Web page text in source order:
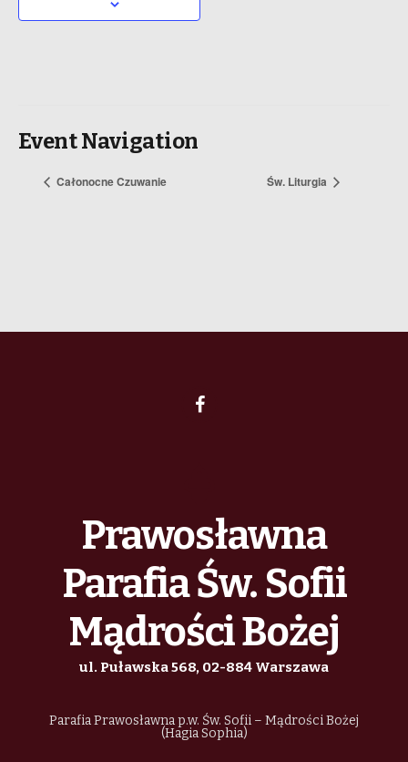
Event Navigation
Całonocne Czuwanie Św. Liturgia
Prawosławna
Parafia Św. Sofii
Mądrości Bożej
ul. Puławska 568, 02-884 Warszawa
Parafia Prawosławna p.w. Św. Sofii – Mądrości Bożej
(Hagia Sophia)